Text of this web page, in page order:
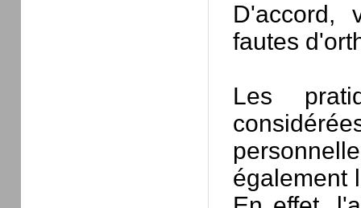
D'accord,
fautes
Les
également